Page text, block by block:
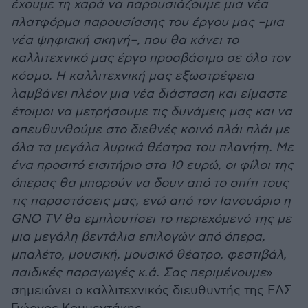
έχουμε τη χαρά να παρουσιάζουμε μια νέα
πλατφόρμα παρουσίασης του έργου μας –μια
νέα ψηφιακή σκηνή–, που θα κάνει το
καλλιτεχνικό μας έργο προσβάσιμο σε όλο τον
κόσμο. Η καλλιτεχνική μας εξωστρέφεια
λαμβάνει πλέον μια νέα διάσταση και είμαστε
έτοιμοι να μετρήσουμε τις δυνάμεις μας και να
απευθυνθούμε στο διεθνές κοινό πλάι πλάι με
όλα τα μεγάλα λυρικά θέατρα του πλανήτη. Με
ένα προσιτό εισιτήριο στα 10 ευρώ, οι φίλοι της
όπερας θα μπορούν να δουν από το σπίτι τους
τις παραστάσεις μας, ενώ από τον Ιανουάριο η
GNO TV θα εμπλουτίσει το περιεχόμενό της με
μια μεγάλη βεντάλια επιλογών από όπερα,
μπαλέτο, μουσική, μουσικό θέατρο, φεστιβάλ,
παιδικές παραγωγές κ.ά. Σας περιμένουμε»
σημειώνει ο καλλιτεχνικός διευθυντής της ΕΛΣ